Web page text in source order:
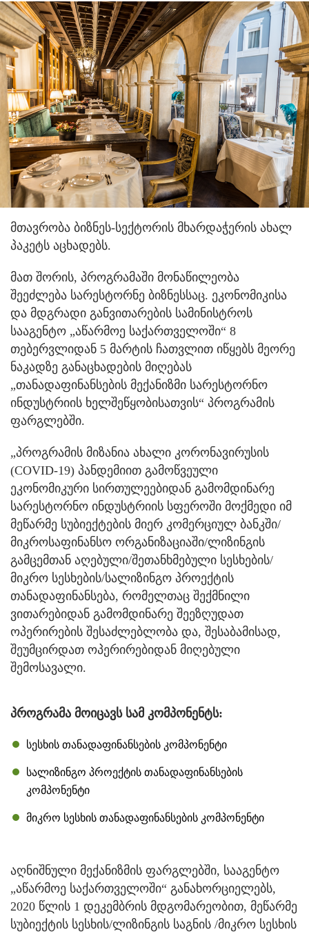
მთავრობა ბიზნეს-სექტორის მხარდაჭერის ახალ
პაკეტს აცხადებს.
მათ შორის, პროგრამაში მონაწილეობა
შეეძლება სარესტორნე ბიზნესსაც. ეკონომიკისა
და მდგრადი განვითარების სამინისტროს
სააგენტო „აწარმოე საქართველოში“ 8
თებერვლიდან 5 მარტის ჩათვლით იწყებს მეორე
ნაკადზე განაცხადების მიღებას
„თანადაფინანსების მექანიზმი სარესტორნო
ინდუსტრიის ხელშეწყობისათვის“ პროგრამის
ფარგლებში.
„პროგრამის მიზანია ახალი კორონავირუსის
(COVID-19) პანდემიით გამოწვეული
ეკონომიკური სირთულეებიდან გამომდინარე
სარესტორნო ინდუსტრიის სფეროში მოქმედი იმ
მეწარმე სუბიექტების მიერ კომერციულ ბანკში/
მიკროსაფინანსო ორგანიზაციაში/ლიზინგის
გამცემთან აღებული/შეთანხმებული სესხების/
მიკრო სესხების/სალიზინგო პროექტის
თანადაფინანსება, რომელთაც შექმნილი
ვითარებიდან გამომდინარე შეეზღუდათ
ოპერირების შესაძლებლობა და, შესაბამისად,
შეუმცირდათ ოპერირებიდან მიღებული
შემოსავალი.
პროგრამა მოიცავს სამ კომპონენტს:
სესხის თანადაფინანსების კომპონენტი
სალიზინგო პროექტის თანადაფინანსების
კომპონენტი
მიკრო სესხის თანადაფინანსების კომპონენტი
აღნიშნული მექანიზმის ფარგლებში, სააგენტო
„აწარმოე საქართველოში“ განახორციელებს,
2020 წლის 1 დეკემბრის მდგომარეობით, მეწარმე
სუბიექტის სესხის/ლიზინგის საგნის /მიკრო სესხის